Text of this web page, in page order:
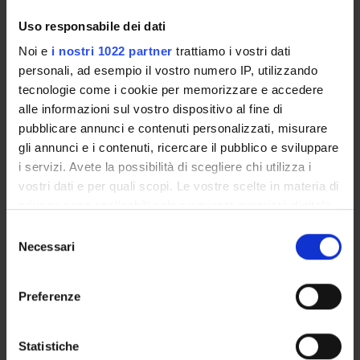
Uso responsabile dei dati
Noi e i nostri 1022 partner trattiamo i vostri dati
personali, ad esempio il vostro numero IP, utilizzando
tecnologie come i cookie per memorizzare e accedere
alle informazioni sul vostro dispositivo al fine di
pubblicare annunci e contenuti personalizzati, misurare
gli annunci e i contenuti, ricercare il pubblico e sviluppare
i servizi. Avete la possibilità di scegliere chi utilizza i
vostri dati e per quali scopi. Le vostre scelte in materia di
modificare o revocare il proprio consenso in qualsiasi
momento dalla Dichiarazione sui cookie o facendo clic
raccogliere informazioni sulla tua posizione
delNecessari
Preferenze
Statistiche
Assegnista
Professore associato
AREE DI RICERCA COINVOLTE DAL PROGETTO
Legal
SEZIONI